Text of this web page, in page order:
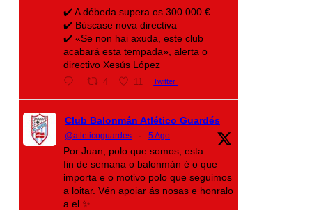
✔️ A débeda supera os 300.000 €
✔️ Búscase nova directiva
✔️ «Se non hai axuda, este club
acabará esta tempada», alerta o
directivo Xesús López
4 11 Twitter
Club Balonmán Atlético Guardés
@atleticoguardes · 5 Ago
Por Juan, polo que somos, esta
fin de semana o balonmán é o que
importa e o motivo polo que seguimos
a loitar. Vén apoiar ás nosas e honralo
a el ✨